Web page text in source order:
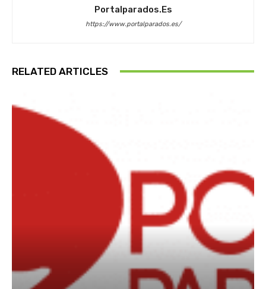
Portalparados.es
https://www.portalparados.es/
RELATED ARTICLES